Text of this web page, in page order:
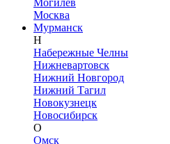
Могилёв
Москва
Мурманск
Н
Набережные Челны
Нижневартовск
Нижний Новгород
Нижний Тагил
Новокузнецк
Новосибирск
О
Омск